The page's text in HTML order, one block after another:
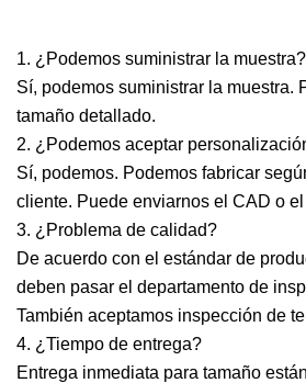
1. ¿Podemos suministrar la muestra?
Sí, podemos suministrar la muestra.
tamaño detallado.
2. ¿Podemos aceptar
Sí, podemos. Podemos fabricar
cliente. Puede enviarnos el CAD o
3. ¿Problema de calidad?
De acuerdo con el estándar de
deben pasar el departamento de
También aceptamos inspección de
4. ¿Tiempo de entrega?
Entrega inmediata para tamaño